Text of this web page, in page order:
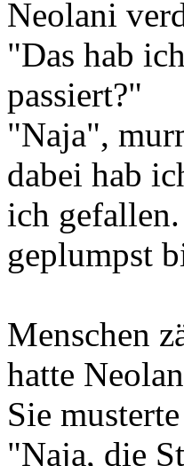
Neolani
"Das hab
passiert?"
"Naja",
dabei hab
ich
geplumpst
Menschen
hatte
Sie
"Naja, die